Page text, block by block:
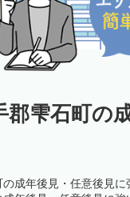
郡雫石町の
成年後見・任意後見